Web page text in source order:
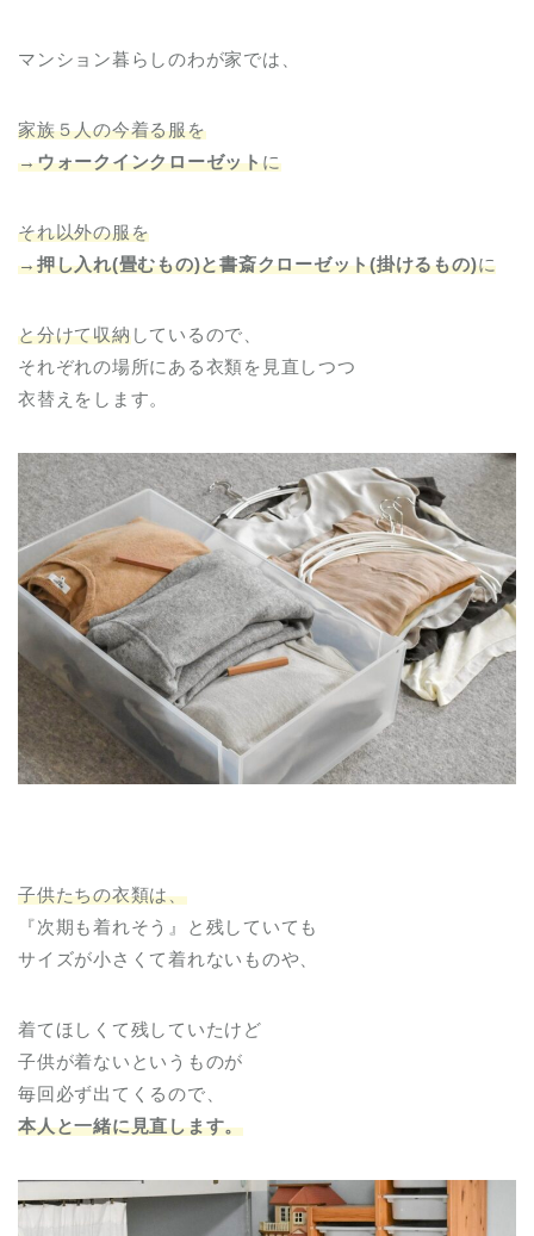
マンション暮らしのわが家では、
家族５人の今着る服を
→ウォークインクローゼットに
それ以外の服を
→押し入れ(畳むもの)と書斎クローゼット(掛けるもの)に
と分けて収納しているので、
それぞれの場所にある衣類を見直しつつ
衣替えをします。
子供たちの衣類は、
『次期も着れそう』と残していても
サイズが小さくて着れないものや、
着てほしくて残していたけど
子供が着ないというものが
毎回必ず出てくるので、
本人と一緒に見直します。